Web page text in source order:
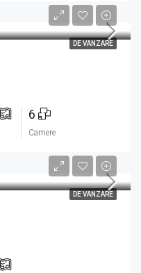
DE VANZARE
6
Camere
DE VANZARE